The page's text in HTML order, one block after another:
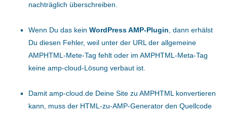
nachträglich überschreiben.
Wenn Du das kein WordPress AMP-Plugin , dann erhälst
Du diesen Fehler, weil unter der URL der allgemeine
AMPHTML-Mete-Tag fehlt oder im AMPHTML-Meta-Tag
keine amp-cloud-Lösung verbaut ist.
Damit amp-cloud.de Deine Site zu AMPHTML konvertieren
kann, muss der HTML-zu-AMP-Generator den Quellcode